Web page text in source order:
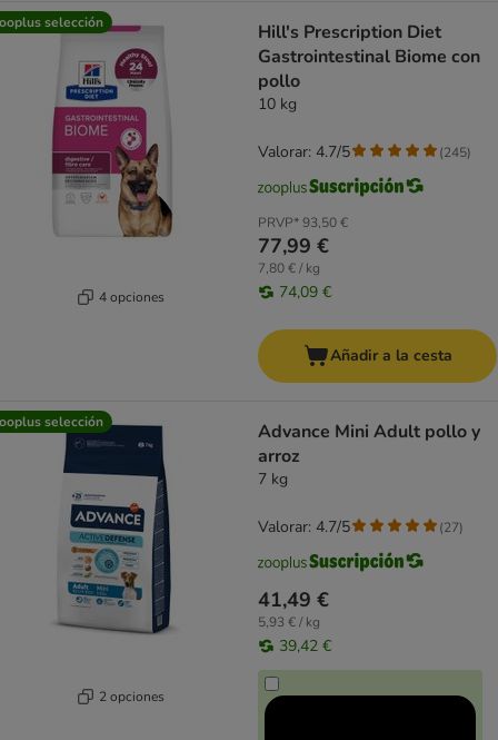
selección
4 opciones
Hill's Prescription Diet
Gastrointestinal Biome con
pollo
10 kg
PRVP*93,50 €
77,99 €
7,80 € / kg
74,09 €
Valorar: 4.7/5 (245)
Añadir a la cesta
selección
2 opciones
Advance Mini Adult pollo y
arroz
7 kg
41,49 €
5,93 € / kg
39,42 €
Valorar: 4.7/5 (27)